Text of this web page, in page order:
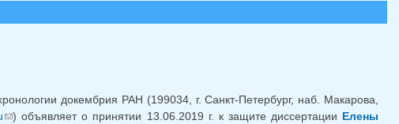
докембрия РАН (199034, г. Санкт-Петербург, наб. Макарова,
(ссылка для отправки email)
) объявляет о принятии 13.06.2019 г. к защите диссертации Елены